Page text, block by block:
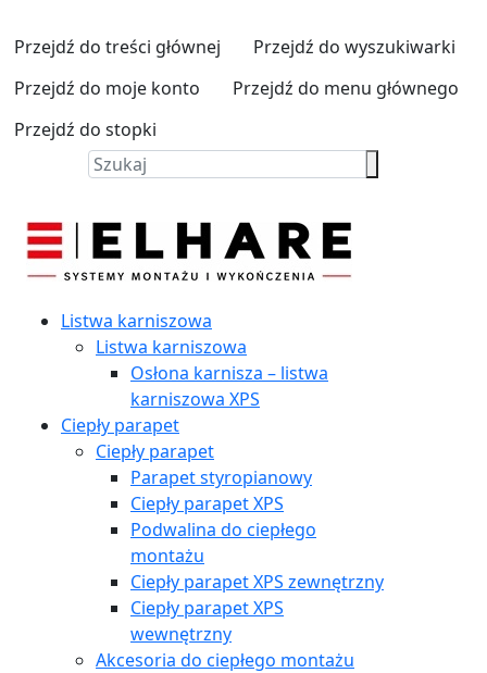
Przejdź do treści głównej
Przejdź do wyszukiwarki
Przejdź do moje konto
Przejdź do menu głównego
Przejdź do stopki
Listwa karniszowa
Listwa karniszowa
Osłona karnisza – listwa
karniszowa XPS
Ciepły parapet
Ciepły parapet
Parapet styropianowy
Ciepły parapet XPS
Podwalina do ciepłego
montażu
Ciepły parapet XPS zewnętrzny
Ciepły parapet XPS
wewnętrzny
Akcesoria do ciepłego montażu